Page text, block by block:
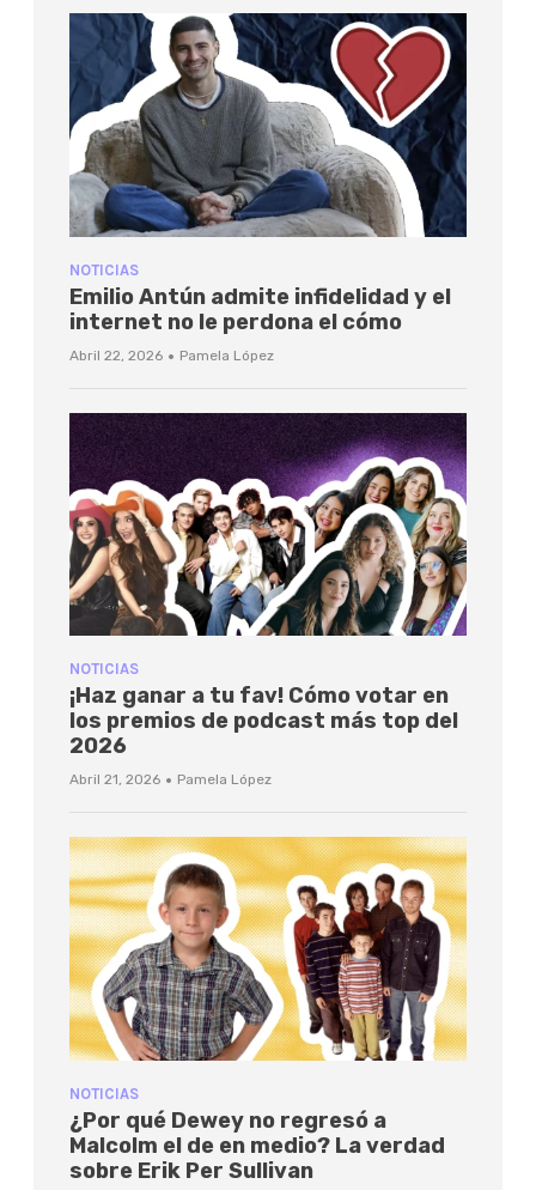
NOTICIAS
Emilio Antún admite infidelidad y el
internet no le perdona el cómo
Abril 22, 2026 · Pamela López
NOTICIAS
¡Haz ganar a tu fav! Cómo votar en
los premios de podcast más top del
2026
Abril 21, 2026 · Pamela López
NOTICIAS
¿Por qué Dewey no regresó a
Malcolm el de en medio? La verdad
sobre Erik Per Sullivan